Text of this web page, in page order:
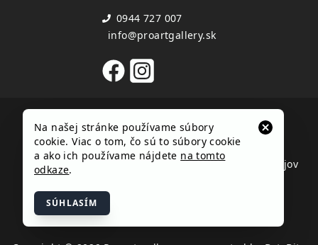
0944 727 007
info@proartgallery.sk
Kontakt
Zoznam autorov
Časté otázky
Dôležité dokumenty
Obchodné podmienky
Reklamačný poriadok
Ochrana osobných údajov
Na našej stránke používame súbory
cookie. Viac o tom, čo sú to súbory cookie
a ako ich používame nájdete na tomto
odkaze.
SÚHLASÍM